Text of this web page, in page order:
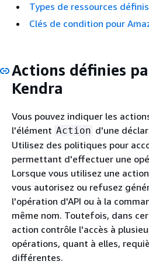
Types de ressources
Clés de condition pour
Actions définies
Kendra
Vous pouvez indiquer les
l'élément Action d'une
Utilisez des politiques pour
permettant d'effectuer une
Lorsque vous utilisez une
vous autorisez ou refusez
l'opération d'API ou à la
même nom. Toutefois, dans
action contrôle l'accès à
opérations, quant à elles,
différentes.